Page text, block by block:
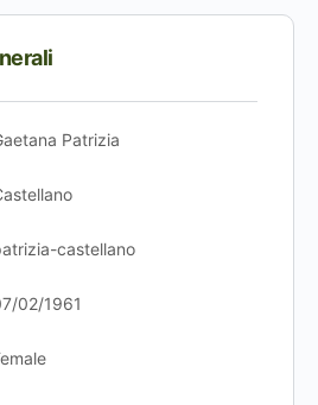
menu
Patrizia
castellano
02/1961